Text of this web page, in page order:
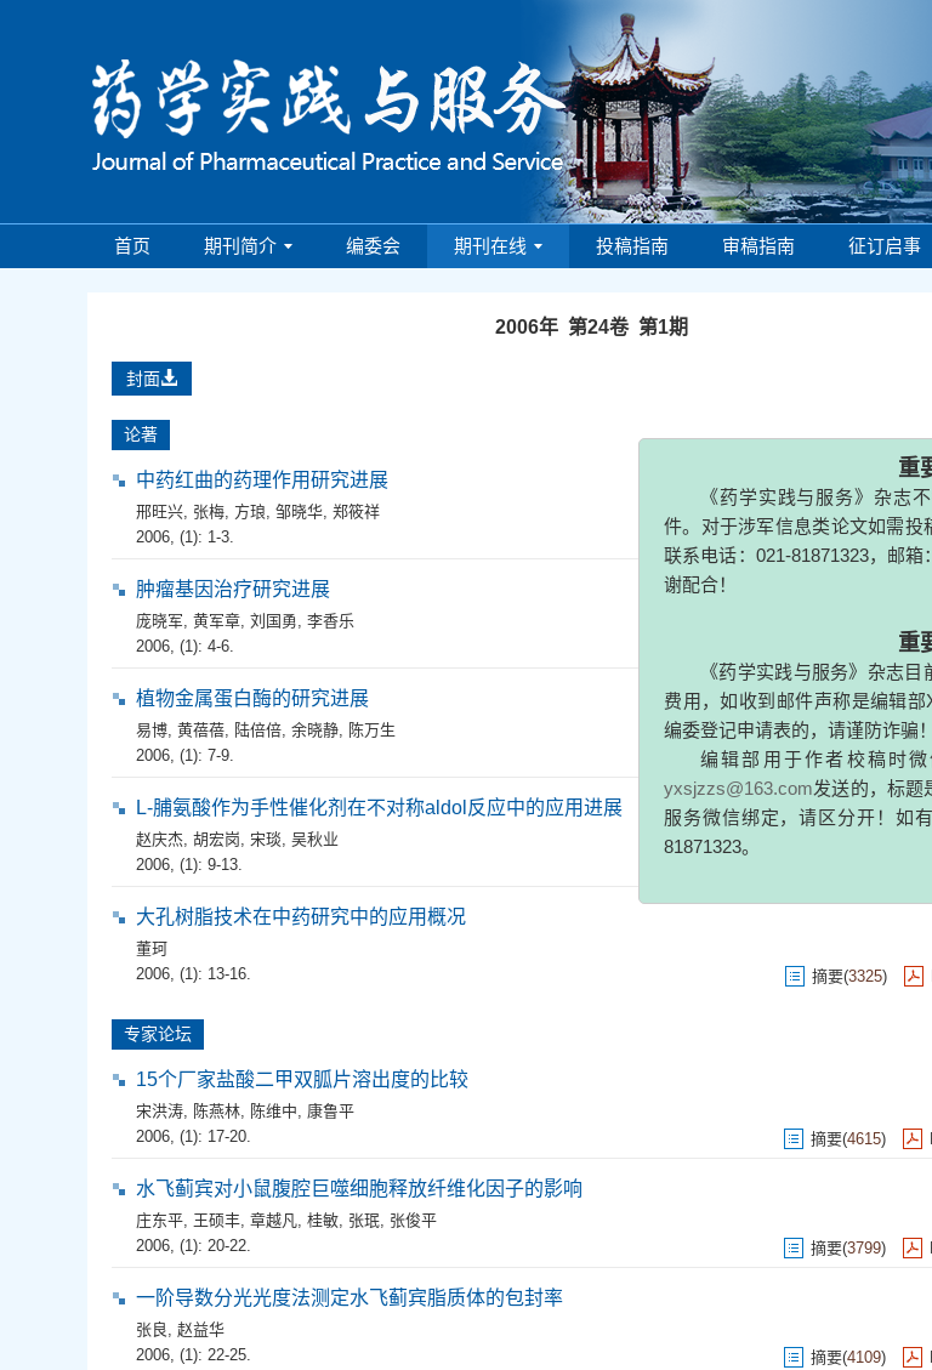
首页 期刊简介 编委会 期刊在线 投稿指南 审稿指南 征订启事
《药学实践与服务》杂志不接收
件。对于涉军信息类论文如需投稿，
联系电话：021-81871323，邮箱：
谢配合！
药学实践与服务》杂志目前不收
费用，如收到邮件声称是编辑部X编辑
编委登记申请表的，请谨防诈骗！
编辑部用于作者校稿时微信绑
yxsjzzs@163.com发送的，标题是《药
服务微信绑定，请区分开！如有疑虑
81871323。
2006年 第24卷 第1期
封面
论著
中药红曲的药理作用研究进展
邢旺兴, 张梅, 方琅, 邹晓华, 郑筱祥
2006, (1): 1-3.
摘要(4165 )
肿瘤基因治疗研究进展
庞晓军, 黄军章, 刘国勇, 李香乐
2006, (1): 4-6.
植物金属蛋白酶的研究进展
易博, 黄蓓蓓, 陆倍倍, 余晓静, 陈万生
2006, (1): 7-9.
摘要 (3091)
L-脯氨酸作为手性催化剂在不对称aldol反应中的应用进展
赵庆杰, 胡宏岗, 宋琰, 吴秋业
2006, (1): 9-13.
大孔树脂技术在中药研究中的应用概况
董珂
2006, (1): 13-16.
摘要(3325)
专家论坛
15个厂家盐酸二甲双胍片溶出度的比较
宋洪涛, 陈燕林, 陈维中, 康鲁平
2006, (1): 17-20.
摘要(4615)
水飞蓟宾对小鼠腹腔巨噬细胞释放纤维化因子的影响
庄东平, 王硕丰, 章越凡, 桂敏, 张珉, 张俊平
2006, (1): 20-22.
摘要(3799)
一阶导数分光光度法测定水飞蓟宾脂质体的包封率
张良, 赵益华
2006, (1): 22-25.
摘要(4109)